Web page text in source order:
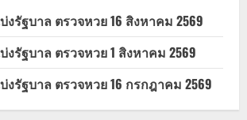
รัฐบาล ตรวจหวย 16 สิงหาคม 2569
รัฐบาล ตรวจหวย 1 สิงหาคม 2569
รัฐบาล ตรวจหวย 16 กรกฎาคม 2569